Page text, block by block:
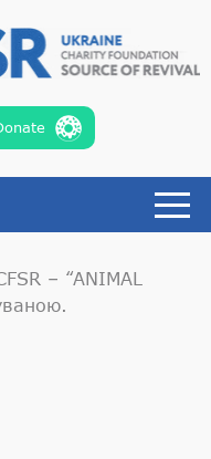
– “ANIMAL